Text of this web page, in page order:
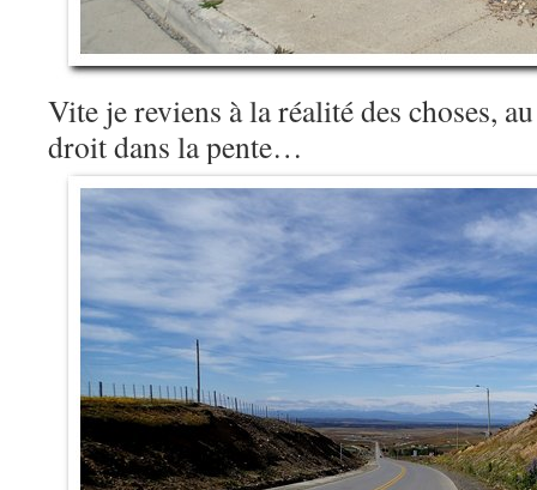
Vite je reviens à la réalité des choses,
droit dans la pente…